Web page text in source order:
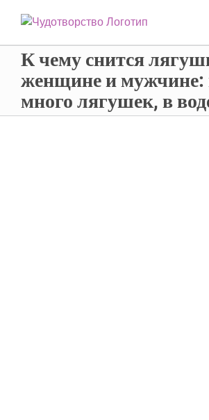
К чему снится
женщине и мужчине:
много лягушек, в